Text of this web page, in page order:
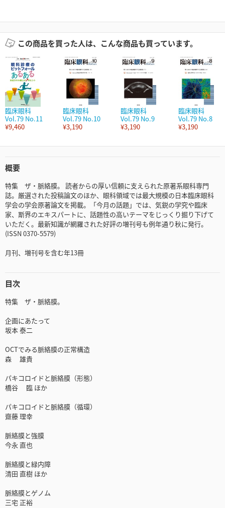
この商品を買った人は、こんな商品も買っています。
臨床眼科
Vol.79 No.11
¥9,460
臨床眼科
Vol.79 No.10
¥3,190
臨床眼科
Vol.79 No.9
¥3,190
臨床眼科
Vol.79 No.8
¥3,190
概要
特集 ザ・脈絡膜。 読者からの厚い信頼に支えられた原著系眼科専門
誌。厳選された投稿論文のほか、眼科領域では最大規模の日本臨床眼科
学会の学会原著論文を掲載。「今月の話題」では、気鋭の学究や臨床
家、斯界のエキスパートに、話題性の高いテーマをじっくり掘り下げて
いただく。最新知識が網羅された好評の増刊号も例年通り秋に発行。
(ISSN 0370-5579)
月刊、増刊号を含む年13冊
目次
特集 ザ・脈絡膜。
企画にあたって
坂本 泰二
OCTでみる脈絡膜の正常構造
森 雄貴
パキコロイドと脈絡膜（形態）
橋谷 臨 ほか
パキコロイドと脈絡膜（循環）
齋藤 理幸
脈絡膜と強膜
今永 直也
脈絡膜と緑内障
清田 直樹 ほか
脈絡膜とゲノム
三宅 正裕